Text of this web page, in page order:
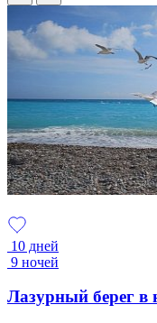
10 дней
9 ночей
Лазурный берег в